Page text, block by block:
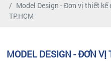
Model Design - Đơn vị thiết
TP.HCM
MODEL DESIGN - ĐƠN